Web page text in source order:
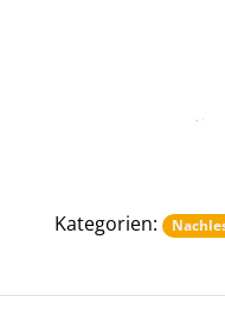
Kategorien: